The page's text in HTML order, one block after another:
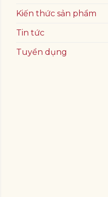
Kiến thức sản phẩm
Tin tức
Tuyển dụng